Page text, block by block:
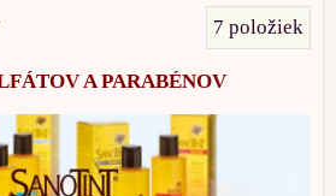
7 položiek
A PARABÉNOV